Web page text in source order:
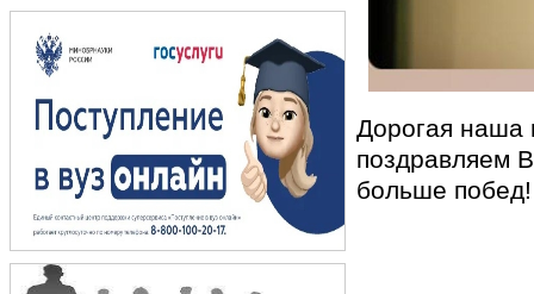
Дорогая наша
поздравляем
больше